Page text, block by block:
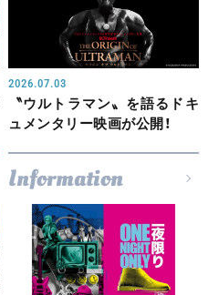
2026.07.03
〝ウルトラマン〟を語るドキ
ュメンタリー映画が公開！
Information